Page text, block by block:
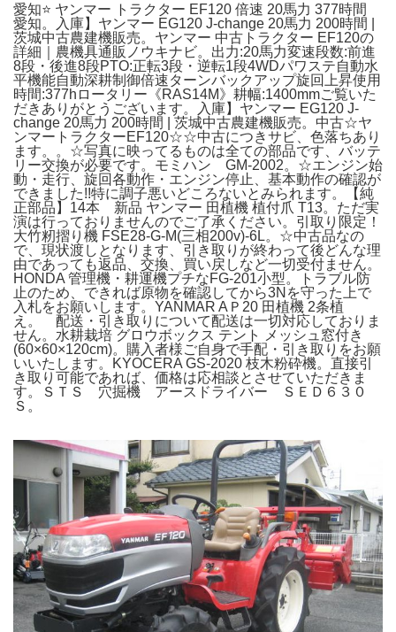
愛知⭐️ ヤンマー トラクター EF120 倍速 20馬力 377時間
愛知。入庫】ヤンマー EG120 J-change 20馬力 200時間 |
茨城中古農建機販売。ヤンマー 中古トラクター EF120の
詳細｜農機具通販ノウキナビ。出力:20馬力変速段数:前進
8段・後進8段PTO:正転3段・逆転1段4WDパワステ自動水
平機能自動深耕制御倍速ターンバックアップ旋回上昇使用
時間:377hロータリー《RAS14M》耕幅:1400mmご覧いた
だきありがとうございます。入庫】ヤンマー EG120 J-
change 20馬力 200時間 | 茨城中古農建機販売。中古☆ヤ
ンマートラクターEF120☆☆中古につきサビ、色落ちあり
ます。。☆写真に映ってるものは全ての部品です、バッテ
リー交換が必要です。モミハン GM-2002。☆エンジン始
動・走行、旋回各動作・エンジン停止、基本動作の確認が
できました!!特に調子悪いどころないとみられます。【純
正部品】14本 新品 ヤンマー 田植機 植付爪 T13。ただ実
演は行っておりませんのでご了承ください。引取り限定！
大竹籾摺り機 FSE28-G-M(三相200v)-6L。☆中古品なの
で、現状渡しとなります、引き取りが終わって後どんな理
由であっても返品、交換、買い戻しなど一切受付ません。
HONDA 管理機・耕運機プチなFG-201小型。トラブル防
止のため、できれば原物を確認してから3Nを守った上で
入札をお願いします。YANMAR AＰ20 田植機 2条植
え。 配送・引き取りについて配送は一切対応しておりま
せん。水耕栽培 グロウボックス テント メッシュ窓付き
(60×60×120cm)。購入者様ご自身で手配・引き取りをお願
いいたします。KYOCERA GS-2020 枝木粉砕機。直接引
き取り可能であれば、価格は応相談とさせていただきま
す。ＳＴＳ 穴掘機 アースドライバー ＳＥＤ６３０
Ｓ。